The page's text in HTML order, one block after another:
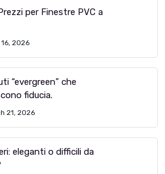
per Finestre PVC a
2026
“evergreen” che
fiducia.
21, 2026
eleganti o difficili da